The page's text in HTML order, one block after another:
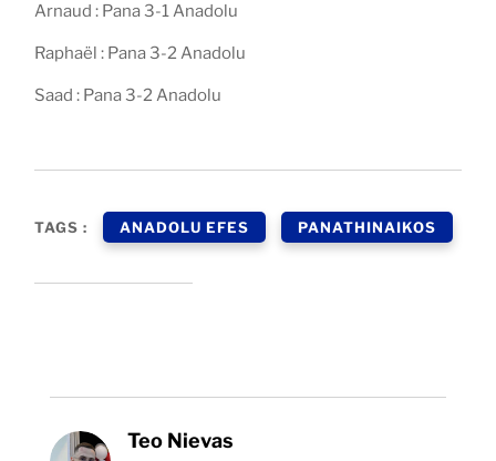
Arnaud : Pana 3-1 Anadolu
Raphaël : Pana 3-2 Anadolu
Saad : Pana 3-2 Anadolu
TAGS : ANADOLU EFES PANATHINAIKOS
Teo Nievas